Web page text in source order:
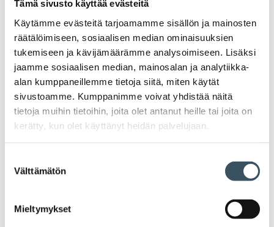
Tämä sivusto käyttää evästeitä
Käytämme evästeitä tarjoamamme sisällön ja mainosten
räätälöimiseen, sosiaalisen median ominaisuuksien
tukemiseen ja kävijämäärämme analysoimiseen. Lisäksi
jaamme sosiaalisen median, mainosalan ja analytiikka-
alan kumppaneillemme tietoja siitä, miten käytät
sivustoamme. Kumppanimme voivat yhdistää näitä
tietoja muihin tietoihin, joita olet antanut heille tai joita on
kerätty, kun olet käyttänyt heidän palvelujaan.
valinta
Välttämätön
Mieltymykset
2025
2024
2023
2022
2019